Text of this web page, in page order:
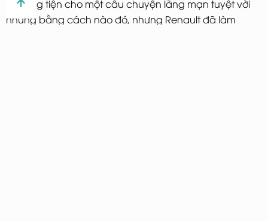
phương tiện cho một câu chuyện lãng mạn tuyệt vời
nhưng bằng cách nào đó, nhưng Renault đã làm